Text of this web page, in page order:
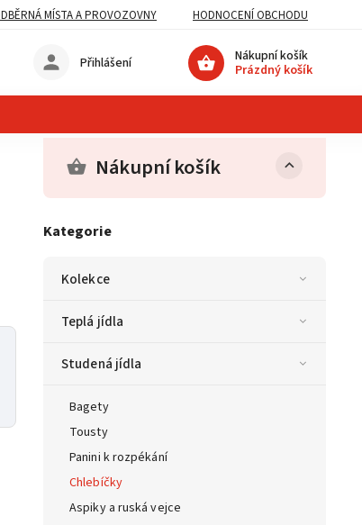
MÍSTA A PROVOZOVNY HODNOCENÍ OBCHODU
Nákupní košík
Prázdný košík
Přihlášení
Nákupní košík
Kategorie
Kolekce
Teplá jídla
Studená jídla
Bagety
Tousty
Panini k rozpékání
Chlebíčky
Aspiky a ruská vejce